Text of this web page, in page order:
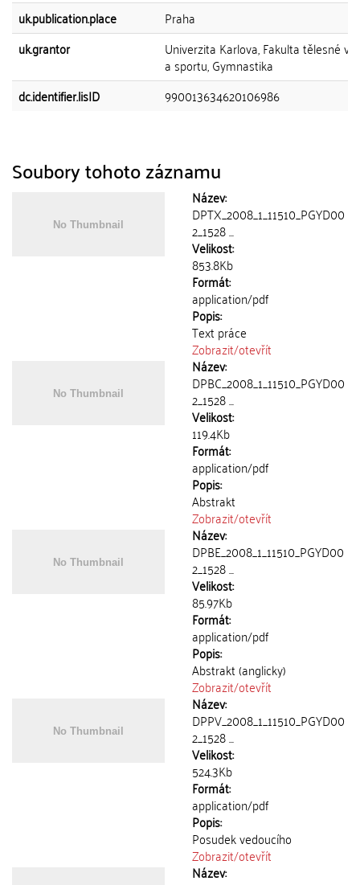
uk.publication.place
Praha
uk.grantor
Univerzita Karlova, Fakulta tělesné
a sportu, Gymnastika
dc.identifier.lisID
990013634620106986
Soubory tohoto záznamu
Název:
DPTX_2008_1_11510_PGYD00
2_1528 ...
Velikost:
853.8Kb
Formát:
application/pdf
Popis:
Text práce
Zobrazit/otevřít
Název:
DPBC_2008_1_11510_PGYD00
2_1528 ...
Velikost:
119.4Kb
Formát:
application/pdf
Popis:
Abstrakt
Zobrazit/otevřít
Název:
DPBE_2008_1_11510_PGYD00
2_1528 ...
Velikost:
85.97Kb
Formát:
application/pdf
Popis:
Abstrakt (anglicky)
Zobrazit/otevřít
Název:
DPPV_2008_1_11510_PGYD00
2_1528 ...
Velikost:
524.3Kb
Formát:
application/pdf
Popis:
Posudek vedoucího
Zobrazit/otevřít
Název: